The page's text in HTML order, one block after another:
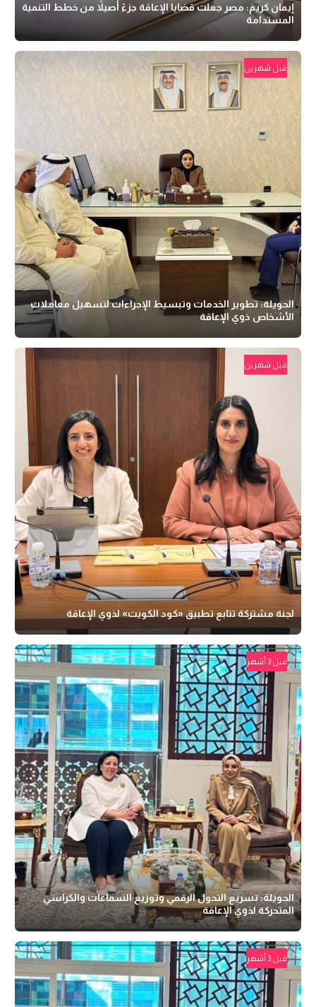
إيمان كريم: مصر جعلت قضايا الإعاقة جزءً أصيلاً من خطط التنمية
المستدامة
قبل شهرين
الحويلة: تطوير الخدمات وتبسيط الإجراءات لتسهيل معاملات
الأشخاص ذوي الإعاقة
قبل شهرين
لجنة مشتركة تتابع تطبيق «كود الكويت» لذوي الإعاقة
قبل 3 أشهر
الحويلة: تسريع التحول الرقمي وتوزيع السماعات والكراسي
المتحركة لذوي الإعاقة
قبل 3 أشهر